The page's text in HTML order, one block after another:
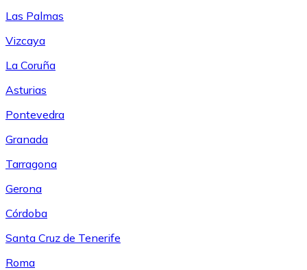
Las Palmas
Vizcaya
La Coruña
Asturias
Pontevedra
Granada
Tarragona
Gerona
Córdoba
Santa Cruz de Tenerife
Roma